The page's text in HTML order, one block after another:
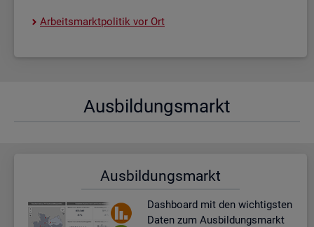
Ar­beits­markt­po­li­tik vor Ort
Aus­bil­dungs­markt
Aus­bil­dungs­markt
Dash­board mit den wich­tigs­ten
Daten zum Aus­bil­dungs­markt